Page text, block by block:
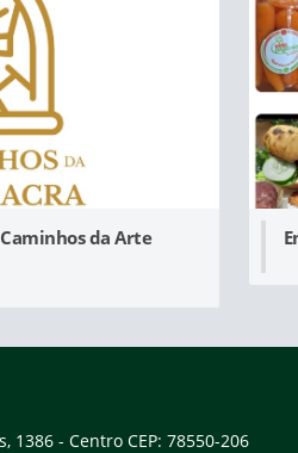
da Arte
1386 - Centro CEP: 78550-206